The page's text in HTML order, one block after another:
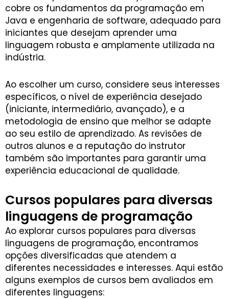
cobre os fundamentos da programação em
Java e engenharia de software, adequado para
iniciantes que desejam aprender uma
linguagem robusta e amplamente utilizada na
indústria.
Ao escolher um curso, considere seus interesses
específicos, o nível de experiência desejado
(iniciante, intermediário, avançado), e a
metodologia de ensino que melhor se adapte
ao seu estilo de aprendizado. As revisões de
outros alunos e a reputação do instrutor
também são importantes para garantir uma
experiência educacional de qualidade.
Cursos populares para diversas
linguagens de programação
Ao explorar cursos populares para diversas
linguagens de programação, encontramos
opções diversificadas que atendem a
diferentes necessidades e interesses. Aqui estão
alguns exemplos de cursos bem avaliados em
diferentes linguagens: